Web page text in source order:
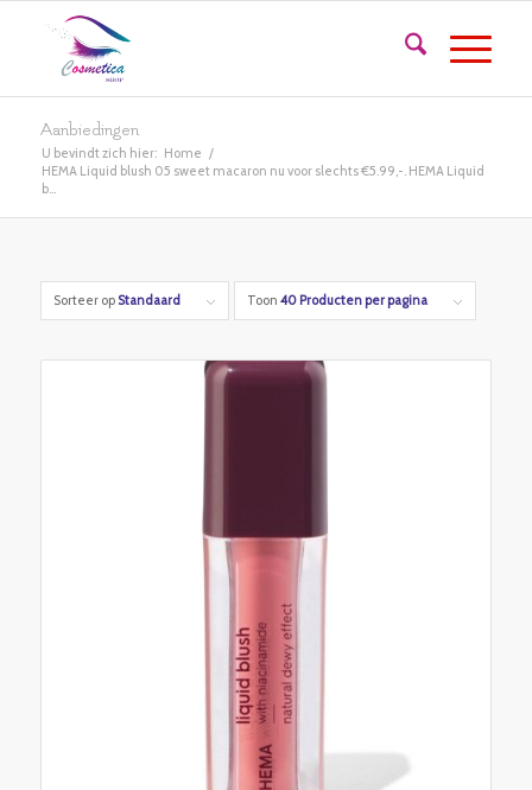
Aanbiedingen
U bevindt zich hier: Home /
HEMA Liquid blush 05 sweet macaron nu voor slechts €5.99,-. HEMA Liquid
b...
Sorteer op Standaard Toon 40 Producten per pagina